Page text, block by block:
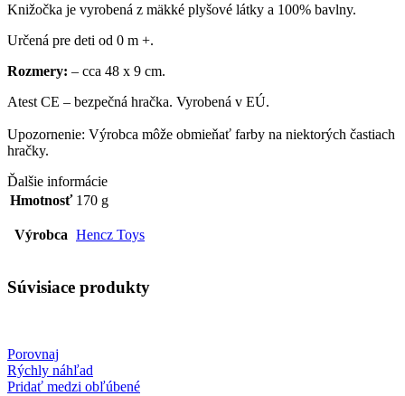
Knižočka je vyrobená z mäkké plyšové látky a 100% bavlny.
Určená pre deti od 0 m +.
Rozmery: – cca 48 x 9 cm.
Atest CE – bezpečná hračka. Vyrobená v EÚ.
Upozornenie: Výrobca môže obmieňať farby na niektorých častiach
hračky.
Ďalšie informácie
Hmotnosť 170 g
Výrobca Hencz Toys
Súvisiace produkty
Porovnaj
Rýchly náhľad
Pridať medzi obľúbené